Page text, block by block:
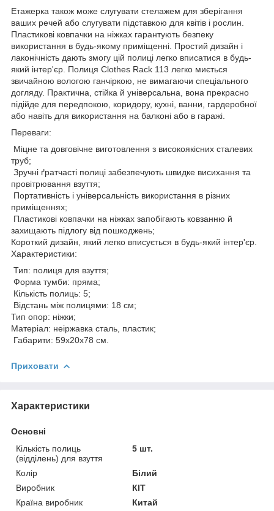
Етажерка також може слугувати стелажем для зберігання
ваших речей або слугувати підставкою для квітів і рослин.
Пластикові ковпачки на ніжках гарантують безпеку
використання в будь-якому приміщенні. Простий дизайн і
лаконічність дають змогу цій полиці легко вписатися в будь-
який інтер'єр. Полиця Clothes Rack 113 легко миється
звичайною вологою ганчіркою, не вимагаючи спеціального
догляду. Практична, стійка й універсальна, вона прекрасно
підійде для передпокою, коридору, кухні, ванни, гардеробної
або навіть для використання на балконі або в гаражі.
Переваги:
Міцне та довговічне виготовлення з високоякісних сталевих
труб;
Зручні ґратчасті полиці забезпечують швидке висихання та
провітрювання взуття;
Портативність і універсальність використання в різних
приміщеннях;
Пластикові ковпачки на ніжках запобігають ковзанню й
захищають підлогу від пошкоджень;
Короткий дизайн, який легко вписується в будь-який інтер'єр.
Характеристики:
Тип: полиця для взуття;
Форма тумби: пряма;
Кількість полиць: 5;
Відстань між полицями: 18 см;
Тип опор: ніжки;
Матеріал: неіржавка сталь, пластик;
Габарити: 59х20х78 см.
Приховати
Характеристики
Основні
Кількість полиць
(відділень) для взуття
5 шт.
Колір
Білий
Виробник
КІТ
Країна виробник
Китай